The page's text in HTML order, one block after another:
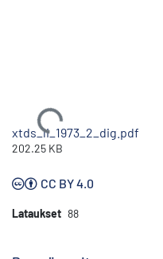
Ladataan...
xtds_li_1973_2_dig.pdf
202.25 KB
CC BY 4.0
Lataukset 88